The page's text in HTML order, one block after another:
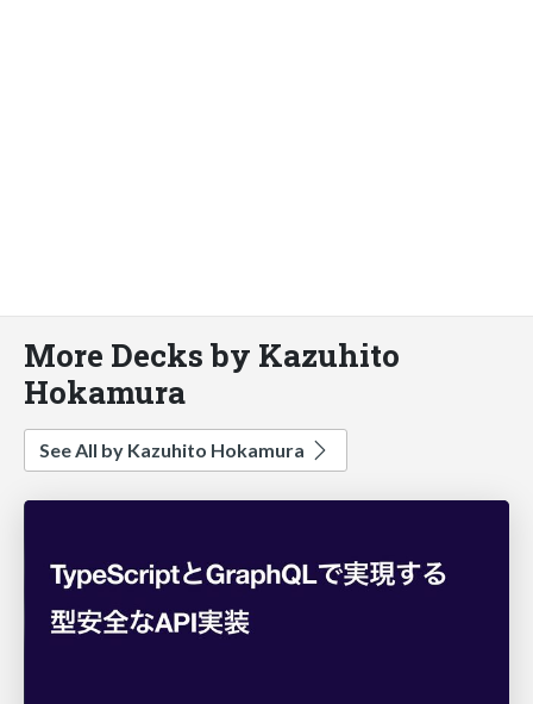
More Decks by Kazuhito
Hokamura
See All by Kazuhito Hokamura